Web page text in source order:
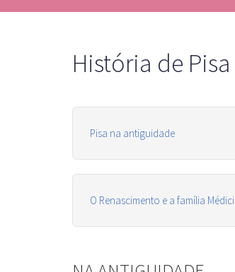
História de Pisa
Pisa na antiguidade
O Renascimento e a família Médici